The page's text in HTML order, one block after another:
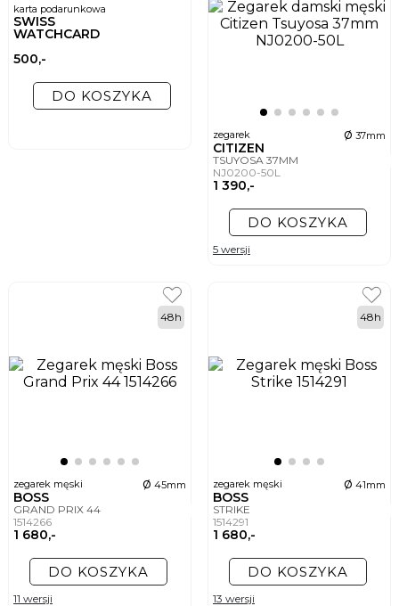
stron gazet, jak i najnowsze propozycje topowych producentów. Wybierz
zegarek dla siebie lub spraw prezent bliskiej osobie!
karta podarunkowa
SWISS
WATCHCARD
500,-
DO KOSZYKA
zegarek ø 37mm
CITIZEN
TSUYOSA 37MM
NJ0200-50L
1 390,-
DO KOSZYKA
5 wersji
zegarek męski ø 45mm
BOSS
GRAND PRIX 44
1514266
1 680,-
48h
DO KOSZYKA
11 wersji
zegarek męski ø 41mm
BOSS
STRIKE
1514291
1 680,-
48h
DO KOSZYKA
13 wersji